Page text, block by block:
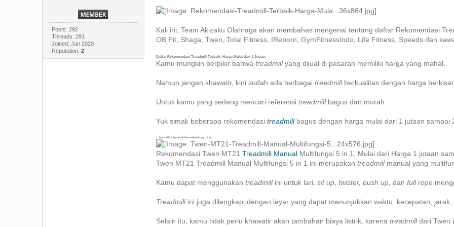
Posts: 292
Threads: 291
Joined: Jan 2020
Reputation: 2
Kali ini, Team Akizaku Olahraga akan membahas mengenai tentang daftar Rekomendasi
OB Fit, Shaga, Twen, Total Fitness, IReborn, GymFitnessIndo, Life Fitness, Speeds dan
Daftar Rekomendasi Treadmill Terbaik: Harga Mulai dari 1 Jutaan
Kamu mungkin berpikir bahwatreadmillyang dijual di pasaran memiliki harga yang mahal.
Namun jangan khawatir, kini sudah ada berbagaitreadmill berkualitas dengan harga
Untuk kamu yang sedang mencari referensitreadmill bagus dan murah.
Yuk simak beberapa rekomendasitreadmill bagus dengan harga mulai dari 1 jutaan sampai
1. Twen MT21 Treadmill Manual Multifungsi 5 in 1
Rekomendasi Twen MT21Treadmill Manual Multifungsi 5 in 1, Mulai dari Harga 1 jutaan
Twen MT21 Treadmill Manual Multifungsi 5 in 1 ini merupakantreadmill manual yang
Kamu dapat menggunakantreadmill ini untuk lari,sit up ,twister, push up,danfull rope
Treadmill ini juga dilengkapi dengan layar yang dapat menunjukkan waktu, kecepatan,
Selain itu, kamu tidak perlu khawatir akan tambahan biaya listrik, karenatreadmilldari Twen